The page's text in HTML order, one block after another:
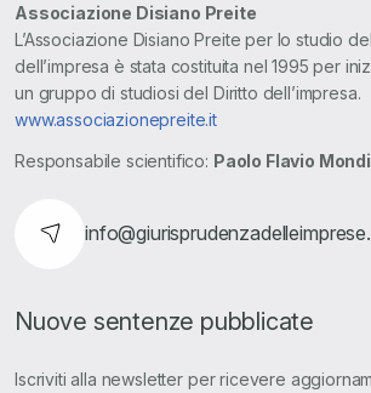
Associazione Disiano Preite
L’Associazione Disiano Preite per lo studio
dell’impresa è stata costituita nel 1995 per
un gruppo di studiosi del Diritto dell’impresa.
www.associazionepreite.it
Responsabile scientifico: Paolo Flavio
Nuove sentenze pubblicate
Iscriviti alla newsletter per ricevere